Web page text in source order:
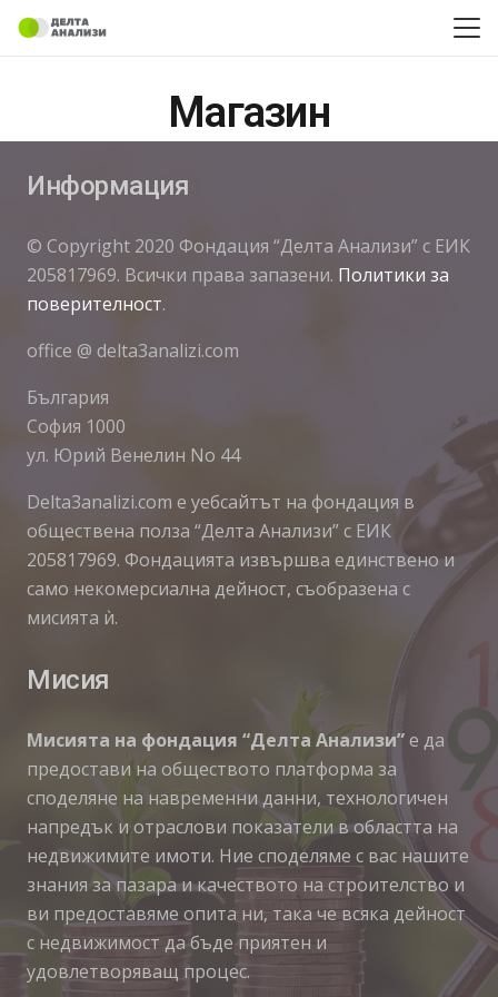
Магазин
Информация
© Copyright 2020 Фондация “Делта Анализи” с ЕИК
205817969. Всички права запазени. Политики за
поверителност.
office @ delta3analizi.com
България
София 1000
ул. Юрий Венелин No 44
Delta3analizi.com e уебсайтът на фондация в
обществена полза “Делта Анализи” с ЕИК
205817969. Фондацията извършва единствено и
само некомерсиална дейност, съобразена с
мисията ѝ.
Мисия
Мисията на фондация “Делта Анализи”е да
предостави на обществото платформа за
споделяне на навременни данни, технологичен
напредък и отраслови показатели в областта на
недвижимите имоти. Ние споделяме с вас нашите
знания за пазара и качеството на строителство и
ви предоставяме опита ни, така че всяка дейност
с недвижимост да бъде приятен и
удовлетворяващ процес.